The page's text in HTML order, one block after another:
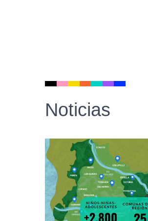
Noticias